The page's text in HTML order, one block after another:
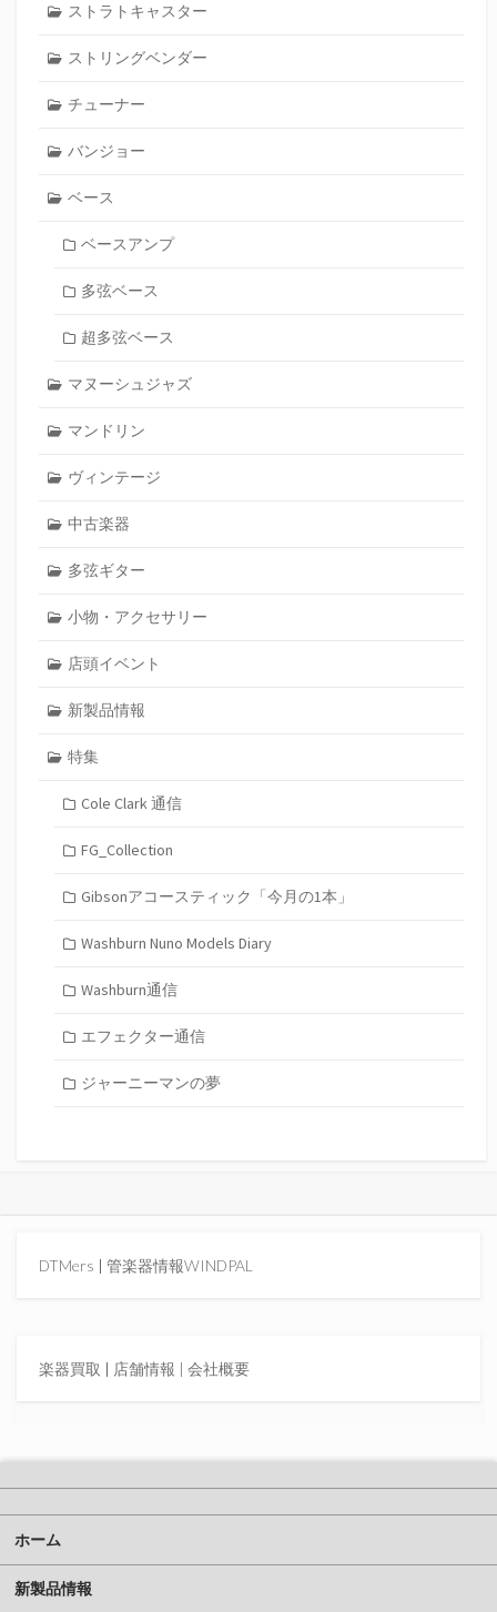
ストラトキャスター
ストリングベンダー
チューナー
バンジョー
ベース
ベースアンプ
多弦ベース
超多弦ベース
マヌーシュジャズ
マンドリン
ヴィンテージ
中古楽器
多弦ギター
小物・アクセサリー
店頭イベント
新製品情報
特集
Cole Clark 通信
FG_Collection
Gibsonアコースティック「今月の1本」
Washburn Nuno Models Diary
Washburn通信
エフェクター通信
ジャーニーマンの夢
DTMers | 管楽器情報WINDPAL
楽器買取 | 店舗情報 | 会社概要
ホーム
新製品情報